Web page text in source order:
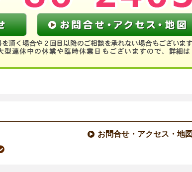
お問合せ・アクセス・地図